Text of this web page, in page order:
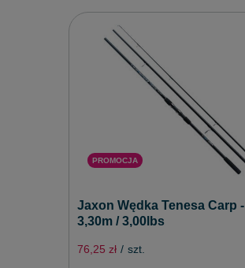
PROMOCJA
Jaxon Wędka Tenesa Carp -
3,30m / 3,00lbs
76,25 zł / szt.